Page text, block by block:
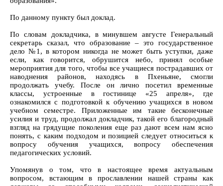
По данному пункту был доклад.
По словам докладчика, в минувшем августе Генеральный
секретарь сказал, что образование – это государственное
дело №1, в котором никогда не может быть уступки, даже
если, как говорится, обрушится небо, принял особые
мероприятия для того, чтобы все учащиеся пострадавших от
наводнения районов, находясь в Пхеньяне, смогли
продолжать учебу. После он лично посетил временные
классы, устроенные в гостинице «25 апреля», где
ознакомился с подготовкой к обучению учащихся в новом
учебном семестре. Приложенные им такие бесконечные
усилия и труд, продолжал докладчик, такой его благородный
взгляд на грядущие поколения еще раз дают всем нам ясно
понять, с каким подходом и позицией следует относиться к
вопросу обучения учащихся, вопросу обеспечения
педагогических условий.
Упомянув о том, что в настоящее время актуальным
вопросом, встающим в прославлении нашей страны как